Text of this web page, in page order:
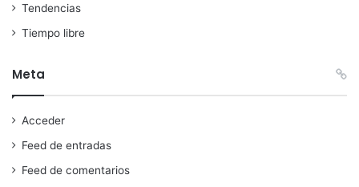
Tendencias
Tiempo libre
Meta
Acceder
Feed de entradas
Feed de comentarios